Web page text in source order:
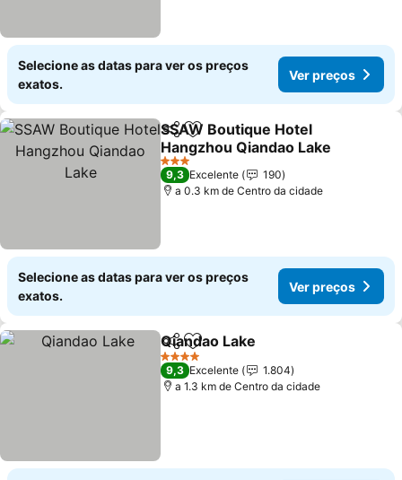
Selecione as datas para ver os preços
exatos.
Ver preços
PartilharAdicionar aos favoritos
SSAW Boutique Hotel
Hangzhou Qiandao Lake
3 Estrelas
9,3 Excelente
190
a 0.3 km de Centro da cidade
Selecione as datas para ver os preços
exatos.
Ver preços
PartilharAdicionar aos favoritos
Qiandao Lake
4 Estrelas
9,3 Excelente
1.804
a 1.3 km de Centro da cidade